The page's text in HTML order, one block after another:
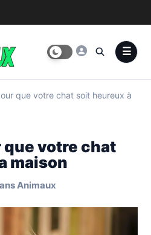
que votre chat soit heureux à
votre chat
maison
Animaux